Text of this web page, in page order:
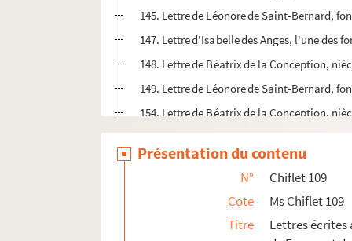
145. Lettre de Léonore de Saint-Bernard,
147. Lettre d'Isabelle des Anges, l'une des
148. Lettre de Béatrix de la Conception,
149. Lettre de Léonore de Saint-Bernard,
154. Lettre de Béatrix de la Conception,
156. Lettre de Béatrix de la Conception,
158. Lettre de Léonore de Saint-Bernard,
160. Lettre d'Isabelle des Anges, l'une des
161. Lettre de Léonore de Saint-Bernard,
163. Lettre d'Isabelle des Anges, l'une des
Présentation du contenu
N°
Chiflet 109
Cote
Ms Chiflet 109
Titre
Lettres écrites